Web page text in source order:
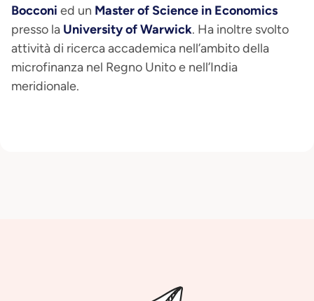
Bocconi ed un Master of Science in Economics
presso la University of Warwick. Ha inoltre svolto
attività di ricerca accademica nell’ambito della
microfinanza nel Regno Unito e nell’India
meridionale.